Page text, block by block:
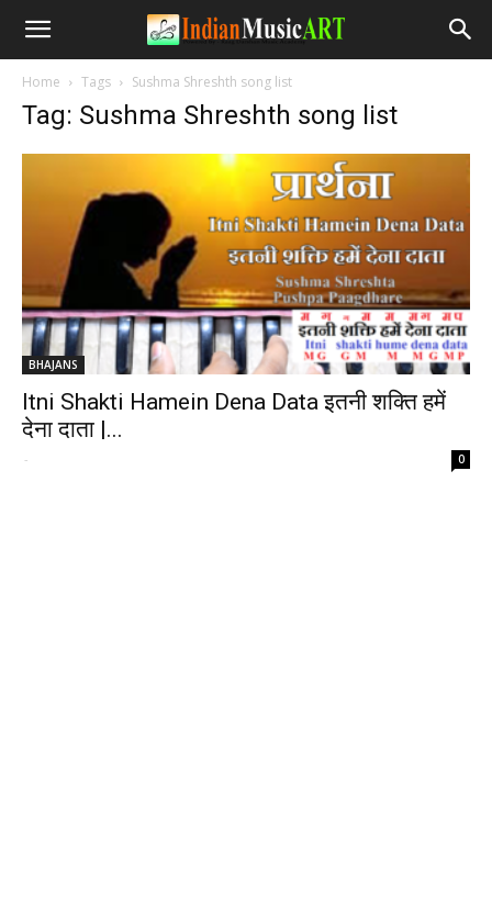
Home Tags Sushma Shreshth song list
Tag: Sushma Shreshth song list
BHAJANS
Itni Shakti Hamein Dena Data इतनी शक्ति हमें
देना दाता |...
- 0